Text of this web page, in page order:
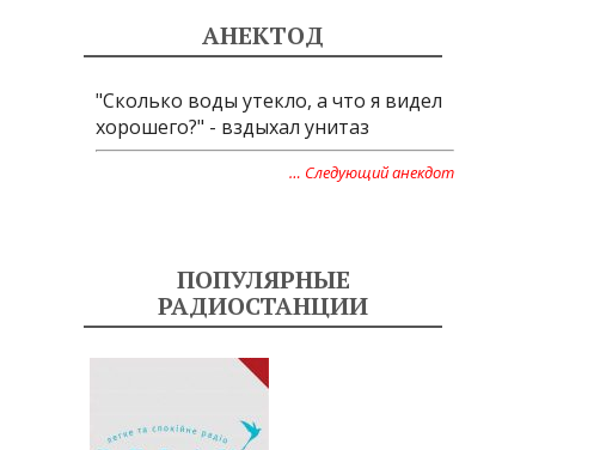
АНЕКТОД
"Сколько воды утекло, а что я видел
хорошего?" - вздыхал унитаз
… Следующий анекдот
ПОПУЛЯРНЫЕ
РАДИОСТАНЦИИ